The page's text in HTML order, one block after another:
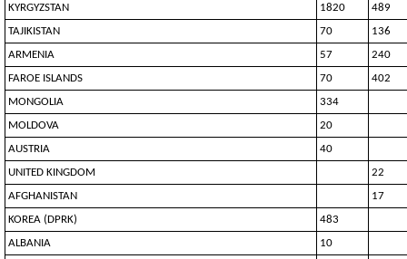
KYRGYZSTAN
1820
489
TAJIKISTAN
70
136
ARMENIA
57
240
FAROE ISLANDS
70
402
MONGOLIA
334
MOLDOVA
20
AUSTRIA
40
UNITED KINGDOM
22
AFGHANISTAN
17
KOREA (DPRK)
483
ALBANIA
10